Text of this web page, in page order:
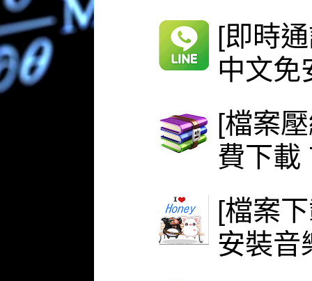
[即時
中文免
[檔案
費下載
[檔案
安裝音